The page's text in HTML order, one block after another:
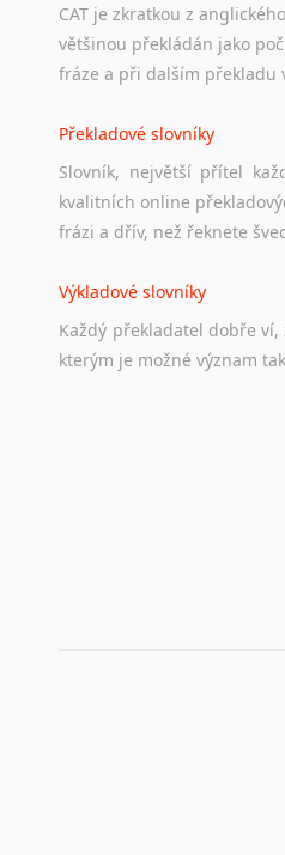
Studium v Austrálii
Soubor odkazů užitečných
a zázemí, australské
Práce v Austrálii
Odkazy poskytující cenné
hledat práci na internetu
Hledáte-li
práci
stejná obecná pravidla, jako
CAT je zkratkou z
většinou překládán jako
fráze a při dalším překladu
Překladové slovníky
Slovník, největší přítel
kvalitních online
frázi a dřív, než řeknete
Výkladové slovníky
Každý překladatel dobře ví,
kterým je možné význam